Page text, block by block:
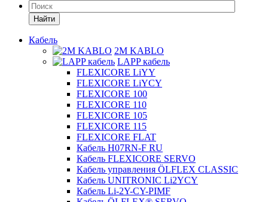
Найти
Кабель
2M KABLO
LAPP кабель
FLEXICORE LiYY
FLEXICORE LiYCY
FLEXICORE 100
FLEXICORE 110
FLEXICORE 105
FLEXICORE 115
FLEXICORE FLAT
Кабель H07RN-F RU
Кабель FLEXICORE SERVO
Кабель управления ÖLFLEX CLASSIC
Кабель UNITRONIC Li2YCY
Кабель Li-2Y-CY-PIMF